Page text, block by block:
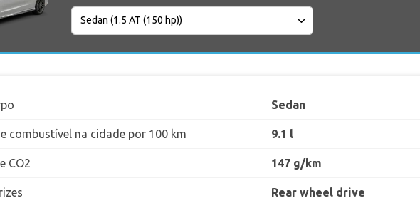
Sedan
combustível na cidade por 100 km 9.1 l
CO2 147 g/km
Rear wheel drive